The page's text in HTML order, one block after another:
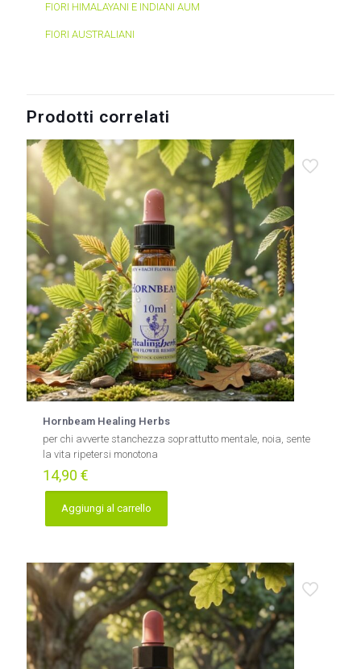
FIORI HIMALAYANI E INDIANI AUM
FIORI AUSTRALIANI
Prodotti correlati
Hornbeam Healing Herbs
per chi avverte stanchezza soprattutto mentale, noia, sente
la vita ripetersi monotona
14,90 €
Aggiungi al carrello